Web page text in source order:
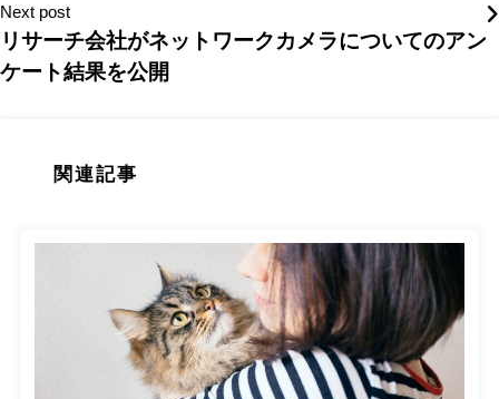
Next post
リサーチ会社がネットワークカメラについてのアン
ケート結果を公開
関連記事